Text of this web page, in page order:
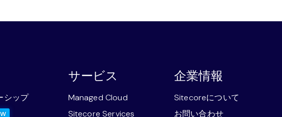
シップ
サービス
Managed Cloud
Sitecore Services
企業情報
Sitecoreについて
お問い合わせ